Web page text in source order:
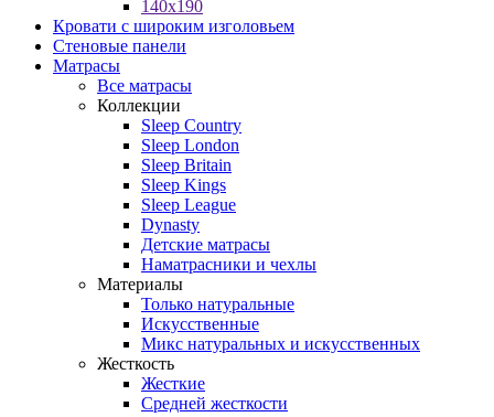
140x190
Кровати с широким изголовьем
Стеновые панели
Матрасы
Все матрасы
Коллекции
Sleep Country
Sleep London
Sleep Britain
Sleep Kings
Sleep League
Dynasty
Детские матрасы
Наматрасники и чехлы
Материалы
Только натуральные
Искусственные
Микс натуральных и искусственных
Жесткость
Жесткие
Средней жесткости